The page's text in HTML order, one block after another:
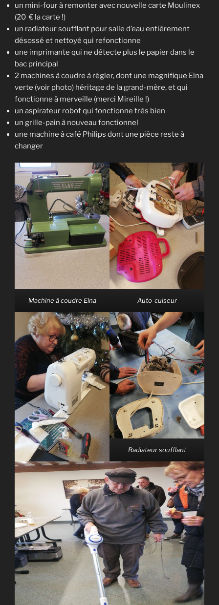
un mini-four à remonter avec nouvelle carte Moulinex
(20 € la carte !)
un radiateur soufflant pour salle d’eau entièrement
désossé et nettoyé qui refonctionne
une imprimante qui ne détecte plus le papier dans le
bac principal
2 machines à coudre à régler, dont une magnifique Elna
verte (voir photo) héritage de la grand-mère, et qui
fonctionne à merveille (merci Mireille !)
un aspirateur robot qui fonctionne très bien
un grille-pain à nouveau fonctionnel
une machine à café Philips dont une pièce reste à
changer
Machine à coudre Elna Auto-cuiseur
Radiateur soufflant